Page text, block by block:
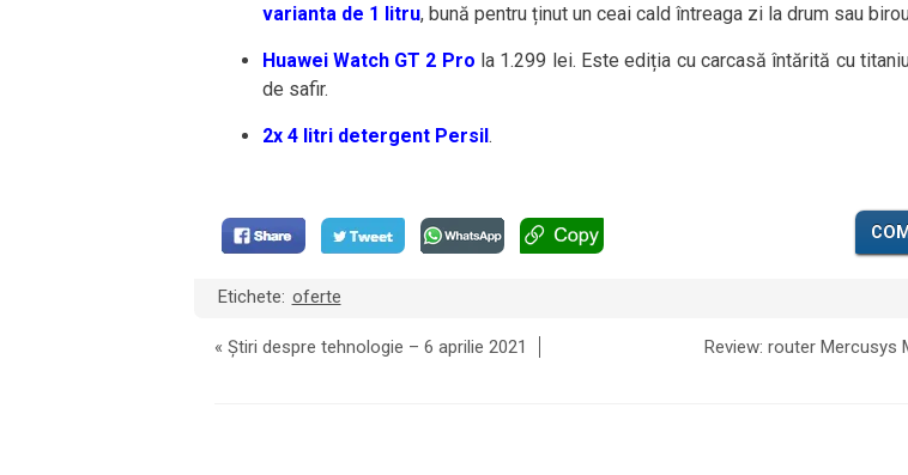
varianta de 1 litru, bună pentru ținut un ceai cald întreaga zi la drum sau
Huawei Watch GT 2 Pro la 1.299 lei. Este ediția cu carcasă întărită cu
de safir.
2x 4 litri detergent Persil.
Etichete: oferte
« Știri despre tehnologie – 6 aprilie 2021
Review: router Mercusys